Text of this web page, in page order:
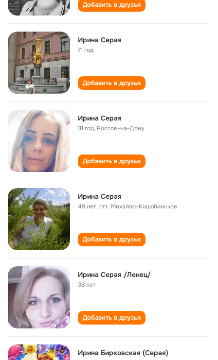
Добавить в друзья
Ирина Серая
71 год
Добавить в друзья
Ирина Серая
31 год, Ростов-на-Дону
Добавить в друзья
Ирина Серая
49 лет,пгт. Михайло-Коцюбинское
Добавить в друзья
Ирина Серая /Ленец/
38 лет
Добавить в друзья
Ирина Бирковская (Серая)